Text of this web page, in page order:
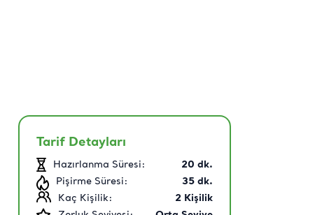
Tarif Detayları
Hazırlanma Süresi: 20 dk.
Pişirme Süresi:
35 dk.
Kaç Kişilik:
2 Kişilik